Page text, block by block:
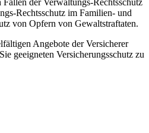
Rechtsschutz im Familien- und
von Opfern von Gewaltstraftaten.
Angebote der Versicherer
geeigneten Versicherungsschutz zu